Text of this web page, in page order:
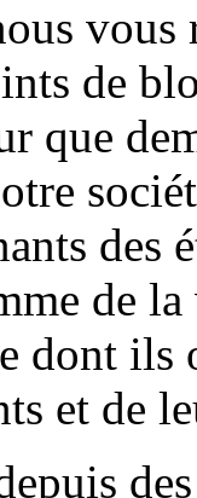
vous
de
que
des
de
dont
et de